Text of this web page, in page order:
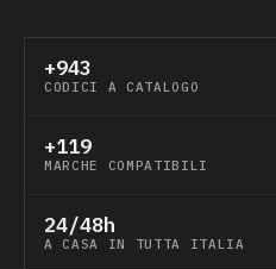
+943
CODICI A CATALOGO
+119
MARCHE COMPATIBILI
24/48h
A CASA IN TUTTA ITALIA